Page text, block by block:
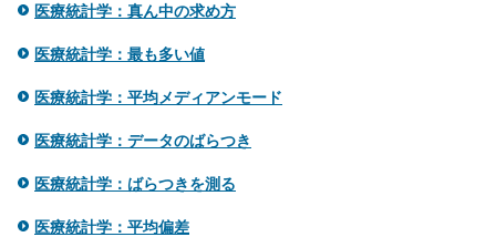
医療統計学：真ん中の求め方
医療統計学：最も多い値
医療統計学：平均メディアンモード
医療統計学：データのばらつき
医療統計学：ばらつきを測る
医療統計学：平均偏差